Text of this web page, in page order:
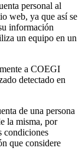
personal al
web, ya que así se
información
un equipo en un
a COEGI
detectado en
de una persona
la misma, por
condiciones
que considere